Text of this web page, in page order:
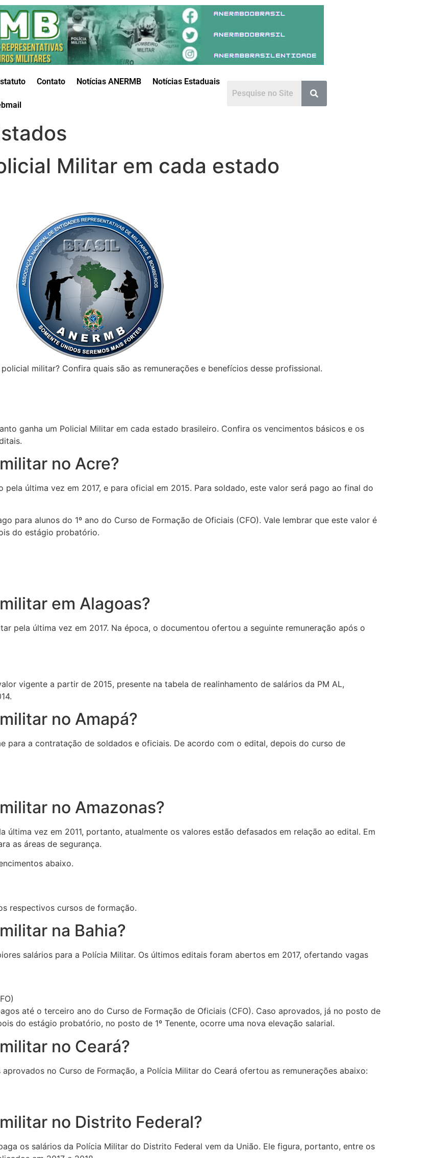
Contato Notícias ANERMB Notícias Estaduais
Militar em cada estado
militar? Confira quais são as remunerações e benefícios desse profissional.
ganha um Policial Militar em cada estado brasileiro. Confira os vencimentos básicos e os
no Acre?
última vez em 2017, e para oficial em 2015. Para soldado, este valor será pago ao final do
para alunos do 1º ano do Curso de Formação de Oficiais (CFO). Vale lembrar que este valor é
do estágio probatório.
em Alagoas?
pela última vez em 2017. Na época, o documentou ofertou a seguinte remuneração após o
vigente a partir de 2015, presente na tabela de realinhamento de salários da PM AL,
no Amapá?
para a contratação de soldados e oficiais. De acordo com o edital, depois do curso de
no Amazonas?
última vez em 2011, portanto, atualmente os valores estão defasados em relação ao edital. Em
as áreas de segurança.
abaixo.
respectivos cursos de formação.
na Bahia?
salários para a Polícia Militar. Os últimos editais foram abertos em 2017, ofertando vagas
até o terceiro ano do Curso de Formação de Oficiais (CFO). Caso aprovados, já no posto de
do estágio probatório, no posto de 1º Tenente, ocorre uma nova elevação salarial.
no Ceará?
no Curso de Formação, a Polícia Militar do Ceará ofertou as remunerações abaixo:
no Distrito Federal?
os salários da Polícia Militar do Distrito Federal vem da União. Ele figura, portanto, entre os